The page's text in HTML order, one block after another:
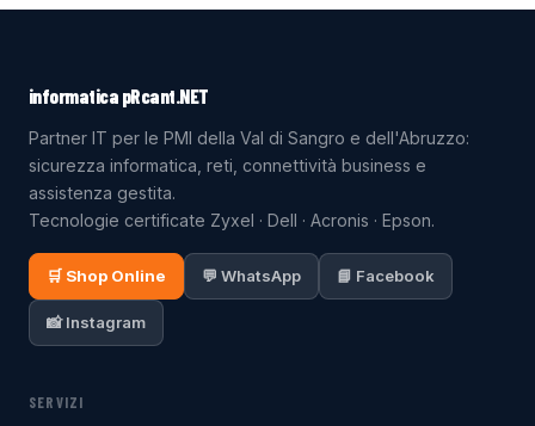
informatica pRcant.NET
Partner IT per le PMI della Val di Sangro e dell'Abruzzo:
sicurezza informatica, reti, connettività business e
assistenza gestita.
Tecnologie certificate Zyxel · Dell · Acronis · Epson.
🛒 Shop Online 💬 WhatsApp 📘 Facebook
📸 Instagram
SERVIZI